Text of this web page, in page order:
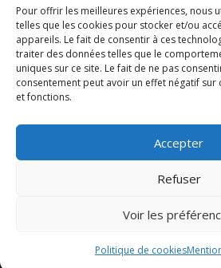
Pour offrir les meilleures expériences, nous
telles que les cookies pour stocker et/ou
appareils. Le fait de consentir à ces
traiter des données telles que le
uniques sur ce site. Le fait de ne pas
consentement peut avoir un effet négatif
et fonctions.
Accepter
Refuser
Voir les
Politique de cookies
naturels. Nous sélectionnons des
hauts standards de qualité en terme de
besoins et exigences des
le planta prostate Alma Bio, le silicium
laboratoires LLR-G5, le maquillage
Cosmetics et BioKap, proposant
cheveux . Depuis nos entrepôts situés à
Distribution.